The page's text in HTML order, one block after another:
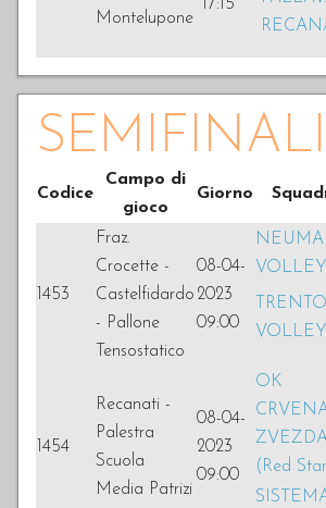
Montelupone
17:15
SEMIFINALI
Codice
Campo di
gioco
Giorno
1453
Fraz.
Crocette -
Castelfidardo
- Pallone
Tensostatico
08-04-
2023
09:00
VOLLEY
TRENTO
VOLLEY
1454
Recanati -
Palestra
Scuola
Media Patrizi
08-04-
2023
09:00
OK
(Red